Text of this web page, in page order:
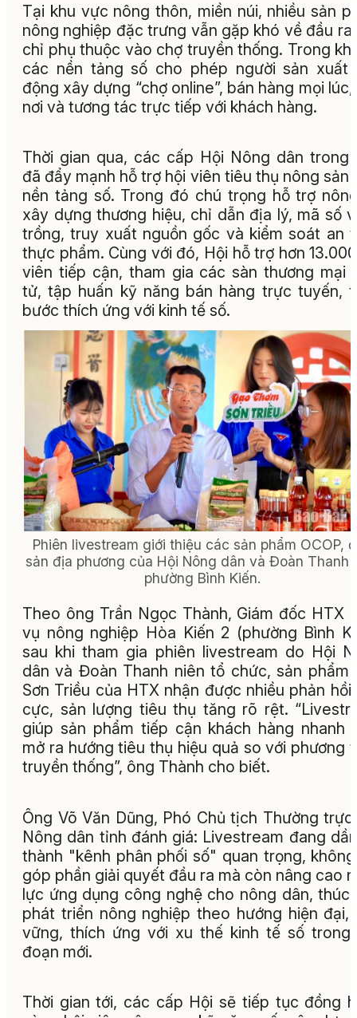
Tại khu vực nông thôn, miền núi, nhiều sản
nông nghiệp đặc trưng vẫn gặp khó về đầu ra
chỉ phụ thuộc vào chợ truyền thống. Trong
các nền tảng số cho phép người sản xuất
động xây dựng “chợ online”, bán hàng mọi lúc,
nơi và tương tác trực tiếp với khách hàng.
Thời gian qua, các cấp Hội Nông dân trong
đã đẩy mạnh hỗ trợ hội viên tiêu thụ nông sản
nền tảng số. Trong đó chú trọng hỗ trợ
xây dựng thương hiệu, chỉ dẫn địa lý, mã số
trồng, truy xuất nguồn gốc và kiểm soát an
thực phẩm. Cùng với đó, Hội hỗ trợ hơn
viên tiếp cận, tham gia các sàn thương mại
tử, tập huấn kỹ năng bán hàng trực tuyến,
bước thích ứng với kinh tế số.
Phiên livestream giới thiệu các sản phẩm OCOP,
sản địa phương của Hội Nông dân và Đoàn Thanh
phường Bình Kiến.
Theo ông Trần Ngọc Thành, Giám đốc HTX
vụ nông nghiệp Hòa Kiến 2 (phường Bình
sau khi tham gia phiên livestream do Hội
dân và Đoàn Thanh niên tổ chức, sản phẩm
Sơn Triều của HTX nhận được nhiều phản hồi
cực, sản lượng tiêu thụ tăng rõ rệt.
giúp sản phẩm tiếp cận khách hàng nhanh
mở ra hướng tiêu thụ hiệu quả so với phương
truyền thống”, ông Thành cho biết.
Ông Võ Văn Dũng, Phó Chủ tịch Thường trực
Nông dân tỉnh đánh giá: Livestream đang
thành "kênh phân phối số" quan trọng,
góp phần giải quyết đầu ra mà còn nâng cao
lực ứng dụng công nghệ cho nông dân, thúc
phát triển nông nghiệp theo hướng hiện đại,
vững, thích ứng với xu thế kinh tế số trong
đoạn mới.
Thời gian tới, các cấp Hội sẽ tiếp tục đồng